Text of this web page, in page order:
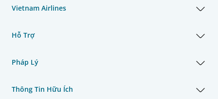
Vietnam Airlines
Hỗ Trợ
Pháp Lý
Thông Tin Hữu Ích